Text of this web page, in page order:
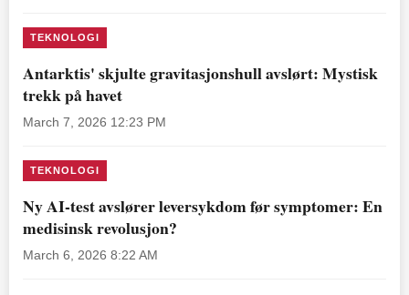
TEKNOLOGI
Antarktis' skjulte gravitasjonshull avslørt: Mystisk
trekk på havet
March 7, 2026 12:23 PM
TEKNOLOGI
Ny AI-test avslører leversykdom før symptomer: En
medisinsk revolusjon?
March 6, 2026 8:22 AM